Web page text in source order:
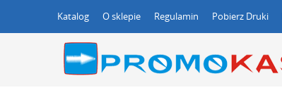
Katalog O sklepie Regulamin Pobierz Druki